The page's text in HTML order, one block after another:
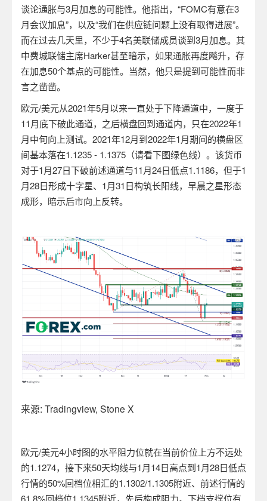
谈论通胀与3月加息的可能性。他指出，“FOMC有意在3
月会议加息”，以及“我们在供应链问题上没有取得进展”。
而在过去几天里，不少于4名美联储成员谈到3月加息。其
中费城联储主席Harker甚至暗示，如果通胀再度飚升，存
在加息50个基点的可能性。当然，他只是提到可能性而非
言之凿凿。
欧元/美元从2021年5月以来一直处于下降通道中，一度于
11月底下破此通道，之后横盘回到通道内，只在2022年1
月中旬向上测试。 2021年12月到2022年1月期间的横盘区
间基本落在1.1235 - 1.1375 （请看下图绿色线）。该货币
对于1月27日下破前述通道与11月24日低点1.1186，但于1
月28日形成十字星、 1月31日构筑长阳线，早晨之星形态
成形，暗示后市向上反转。
来源: Tradingview, Stone X
欧元/美元4小时图的水平阻力位就在当前价位上方不远处
的1.1274，接下来50天均线与1月14日高点到1月28日低点
行情的50%回档位相汇的1.1302/1.1305附近、前述行情的
61.8%回档位1.1345附近，先后构成阻力。下档支撑位有